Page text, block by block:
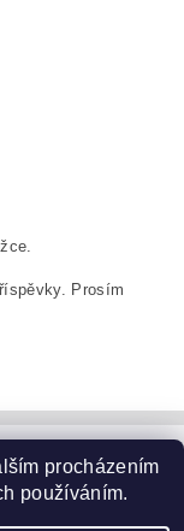
Prosím
procházením
používáním.